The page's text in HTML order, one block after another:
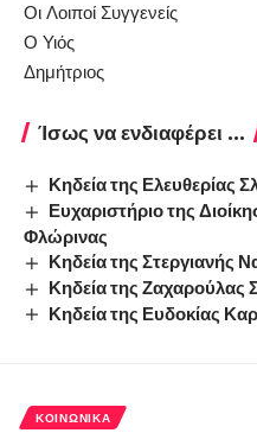
Οι Λοιποί Συγγενείς
Ο Υιός
Δημήτριος
Ίσως να ενδιαφέρει ...
Κηδεία της Ελευθερίας
Ευχαριστήριο της
Φλώρινας
Κηδεία της Στεργιανής
Κηδεία της Ζαχαρούλας
Κηδεία της Ευδοκίας
ΚΟΙΝΩΝΙΚΆ